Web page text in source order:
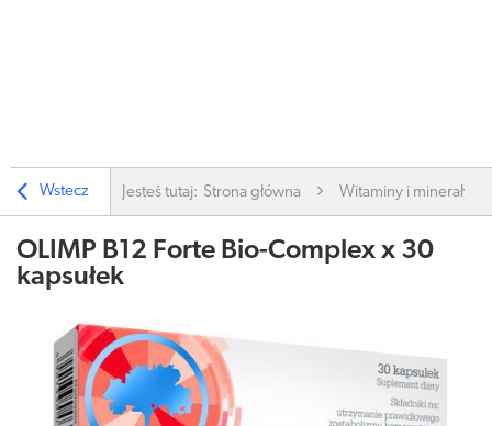
Wstecz Jesteś tutaj: Strona główna Witaminy i minerały
OLIMP B12 Forte Bio-Complex x 30
kapsułek